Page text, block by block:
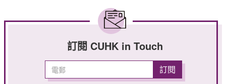
訂閱 CUHK in Touch